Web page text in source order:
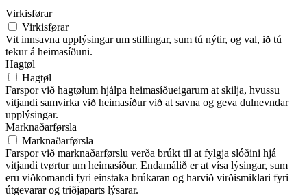
Virkisførar
Virkisførar
Vit innsavna upplýsingar um stillingar, sum tú nýtir, og val, ið tú
tekur á heimasíðuni.
Hagtøl
Hagtøl
Farspor við hagtølum hjálpa heimasíðueigarum at skilja, hvussu
vitjandi samvirka við heimasíður við at savna og geva dulnevndar
upplýsingar.
Marknaðarførsla
Marknaðarførsla
Farspor við marknaðarførslu verða brúkt til at fylgja slóðini hjá
vitjandi tvørtur um heimasíður. Endamálið er at vísa lýsingar, sum
eru viðkomandi fyri einstaka brúkaran og harvið virðismiklari fyri
útgevarar og triðjaparts lýsarar.